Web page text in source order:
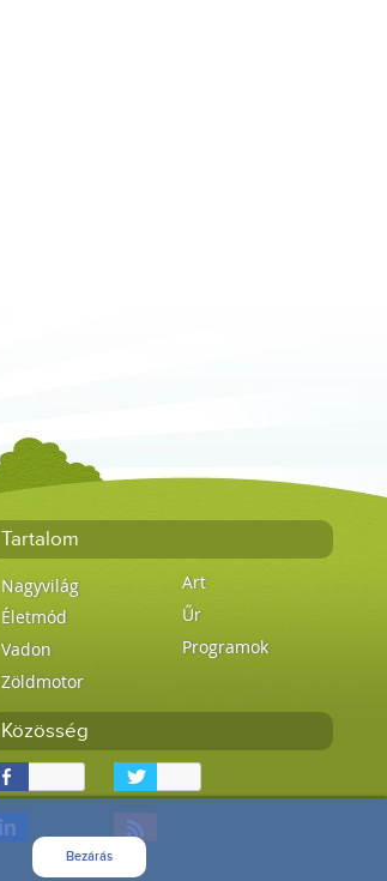
Bezárás
Tartalom
Nagyvilág
Életmód
Vadon
Zöldmotor
Art
Űr
Programok
Közösség